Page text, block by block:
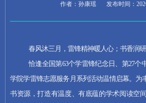
作者：孙康瑶 发布时间：
春风沐三月，雷锋精神暖人心；书香润
恰逢全国第63个学雷锋纪念日、第27个
学院学雷锋志愿服务月系列活动温情启幕。为
书资源，打造有温度、有底蕴的学术阅读空
暂无速读摘要